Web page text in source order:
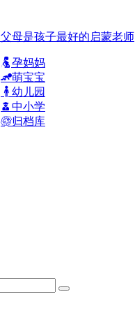
父母是孩子最好的启蒙老师
孕妈妈
萌宝宝
幼儿园
中小学
归档库